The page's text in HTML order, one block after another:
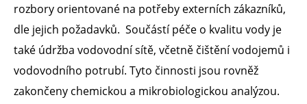
rozbory orientované na potřeby externích zákazníků,
dle jejich požadavků. Součástí péče o kvalitu vody je
také údržba vodovodní sítě, včetně čištění vodojemů i
vodovodního potrubí. Tyto činnosti jsou rovněž
zakončeny chemickou a mikrobiologickou analýzou.